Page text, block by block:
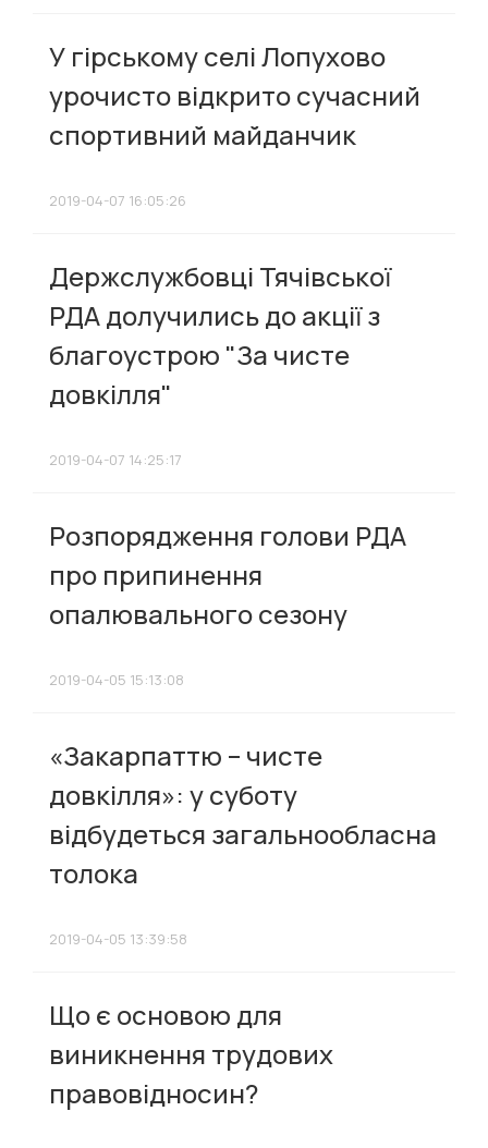
У гірському селі Лопухово
урочисто відкрито сучасний
спортивний майданчик
2019-04-07 16:05:26
Держслужбовці Тячівської
РДА долучились до акції з
благоустрою "Зa чисте
довкілля"
2019-04-07 14:25:17
Розпорядження голови РДА
про припинення
опалювального сезону
2019-04-05 15:13:08
«Закарпаттю – чисте
довкілля»: у суботу
відбудеться загальнообласна
толока
2019-04-05 13:39:58
Що є основою для
виникнення трудових
правовідносин?